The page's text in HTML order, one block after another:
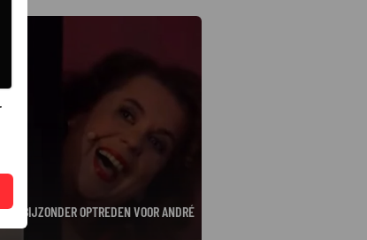
BIJZONDER OPTREDEN VOOR ANDRÉ